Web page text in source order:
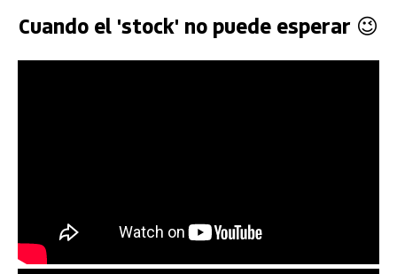
Cuando el 'stock' no puede esperar 😉